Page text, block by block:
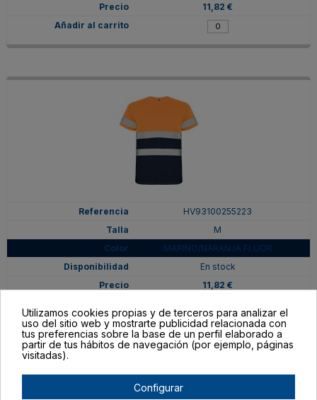
11,82 €
HV93100255223
M
MARINO/NARANJA FLUOR
En stock
11,82 €
Utilizamos cookies propias y de terceros para analizar el
uso del sitio web y mostrarte publicidad relacionada con
tus preferencias sobre la base de un perfil elaborado a
partir de tus hábitos de navegación (por ejemplo, páginas
visitadas).
Configurar